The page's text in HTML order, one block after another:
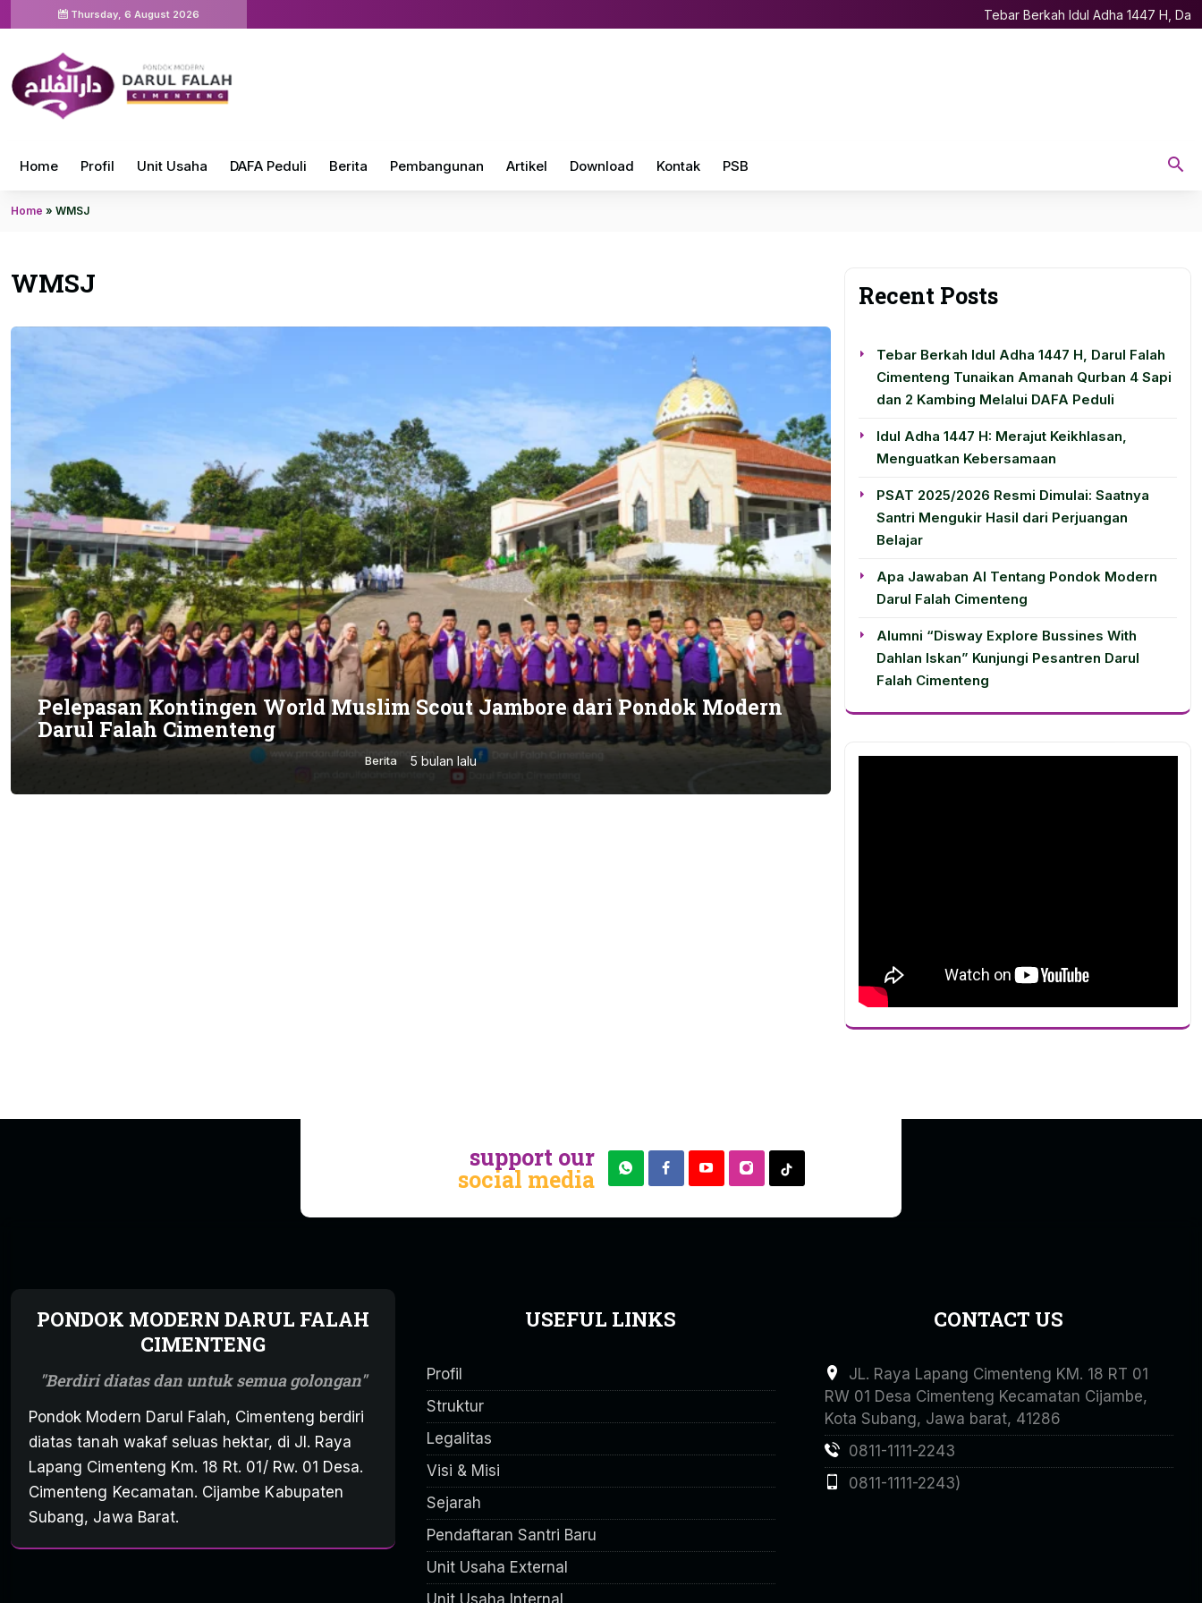
Tebar Berkah Idul Adha 1447 H, Darul
Thursday, 6 August 2026
Home Profil Unit Usaha DAFA Peduli Berita Pembangunan Artikel Download Kontak PSB
Home » WMSJ
WMSJ
Pelepasan Kontingen World Muslim Scout Jambore dari Pondok Modern
Darul Falah Cimenteng
Berita 5 bulan lalu
Recent Posts
Tebar Berkah Idul Adha 1447 H, Darul Falah
Cimenteng Tunaikan Amanah Qurban 4 Sapi
dan 2 Kambing Melalui DAFA Peduli
Idul Adha 1447 H: Merajut Keikhlasan,
Menguatkan Kebersamaan
PSAT 2025/2026 Resmi Dimulai: Saatnya
Santri Mengukir Hasil dari Perjuangan
Belajar
Apa Jawaban AI Tentang Pondok Modern
Darul Falah Cimenteng
Alumni “Disway Explore Bussines With
Dahlan Iskan” Kunjungi Pesantren Darul
Falah Cimenteng
support our
social media
PONDOK MODERN DARUL FALAH
CIMENTENG
Berdiri diatas dan untuk semua golongan
Pondok Modern Darul Falah, Cimenteng berdiri
diatas tanah wakaf seluas hektar, di Jl. Raya
Lapang Cimenteng Km. 18 Rt. 01/ Rw. 01 Desa.
Cimenteng Kecamatan. Cijambe Kabupaten
Subang, Jawa Barat.
USEFUL LINKS
Profil
Struktur
Legalitas
Visi & Misi
Sejarah
Pendaftaran Santri Baru
Unit Usaha External
Unit Usaha Internal
CONTACT US
JL. Raya Lapang Cimenteng KM. 18 RT 01
RW 01 Desa Cimenteng Kecamatan Cijambe,
Kota Subang, Jawa barat, 41286
0811-1111-2243
0811-1111-2243)